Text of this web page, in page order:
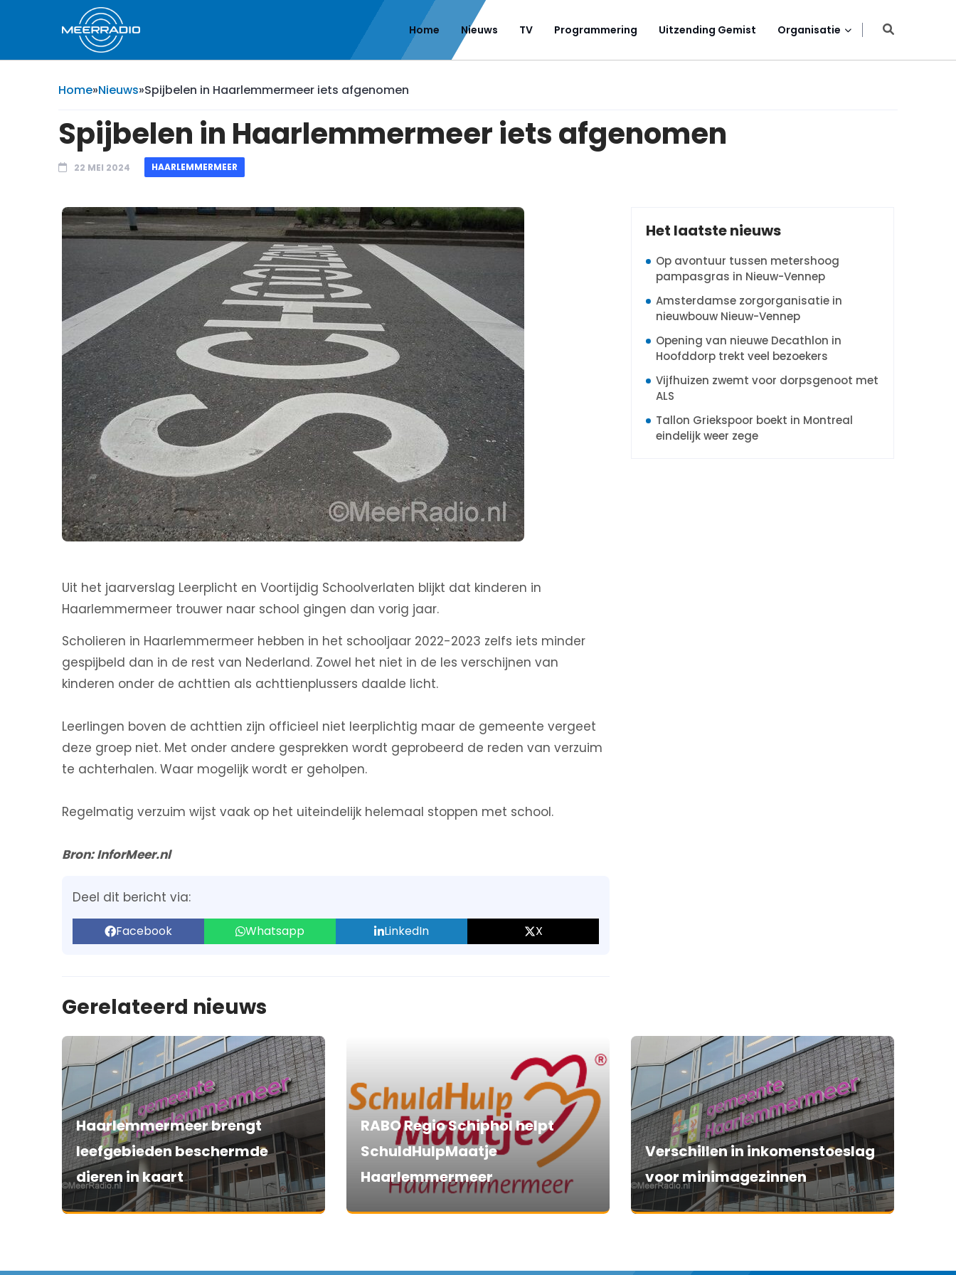
Home Nieuws TV Programmering Uitzending Gemist Organisatie
Home»Nieuws»Spijbelen in Haarlemmermeer iets afgenomen
Spijbelen in Haarlemmermeer iets afgenomen
22 MEI 2024 HAARLEMMERMEER
Uit het jaarverslag Leerplicht en Voortijdig Schoolverlaten blijkt dat kinderen in
Haarlemmermeer trouwer naar school gingen dan vorig jaar.
Scholieren in Haarlemmermeer hebben in het schooljaar 2022-2023 zelfs iets minder
gespijbeld dan in de rest van Nederland. Zowel het niet in de les verschijnen van
kinderen onder de achttien als achttienplussers daalde licht.
Leerlingen boven de achttien zijn officieel niet leerplichtig maar de gemeente vergeet
deze groep niet. Met onder andere gesprekken wordt geprobeerd de reden van verzuim
te achterhalen. Waar mogelijk wordt er geholpen.
Regelmatig verzuim wijst vaak op het uiteindelijk helemaal stoppen met school.
Bron: InforMeer.nl
Deel dit bericht via:
Facebook Whatsapp LinkedIn X
Het laatste nieuws
Op avontuur tussen metershoog
pampasgras in Nieuw-Vennep
Amsterdamse zorgorganisatie in
nieuwbouw Nieuw-Vennep
Opening van nieuwe Decathlon in
Hoofddorp trekt veel bezoekers
Vijfhuizen zwemt voor dorpsgenoot met
ALS
Tallon Griekspoor boekt in Montreal
eindelijk weer zege
Gerelateerd nieuws
Haarlemmermeer brengt
leefgebieden beschermde
dieren in kaart
RABO Regio Schiphol helpt
SchuldHulpMaatje
Haarlemmermeer
Verschillen in inkomenstoeslag
voor minimagezinnen